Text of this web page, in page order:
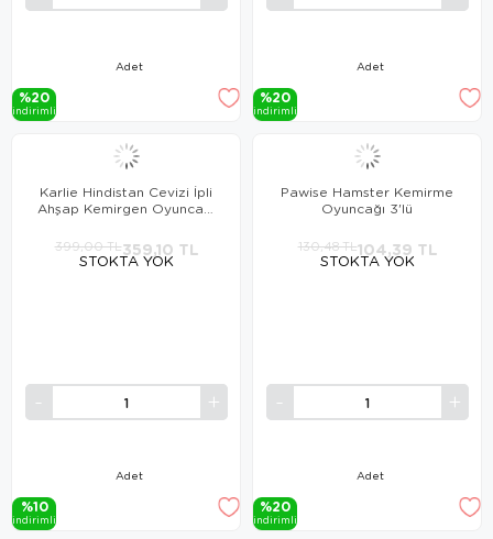
Adet
%20
i̇ndi̇ri̇mli̇
Adet
%20
i̇ndi̇ri̇mli̇
STOKTA YOK
Karlie Hindistan Cevizi İpli
Ahşap Kemirgen Oyuncağı
Adet
359,10 TL
399,00 TL
%10
i̇ndi̇ri̇mli̇
STOKTA YOK
Pawise Hamster Kemirme
Oyuncağı 3'lü
Adet
104,39 TL
130,48 TL
%20
i̇ndi̇ri̇mli̇